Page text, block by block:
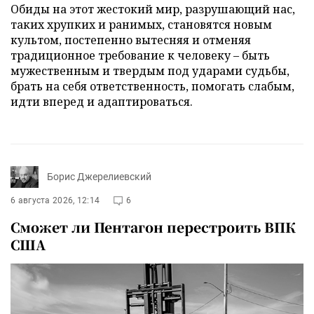
Обиды на этот жестокий мир, разрушающий нас,
таких хрупких и ранимых, становятся новым
культом, постепенно вытесняя и отменяя
традиционное требование к человеку – быть
мужественным и твердым под ударами судьбы,
брать на себя ответственность, помогать слабым,
идти вперед и адаптироваться.
Борис Джерелиевский
6 августа 2026, 12:14 6
Сможет ли Пентагон перестроить ВПК
США